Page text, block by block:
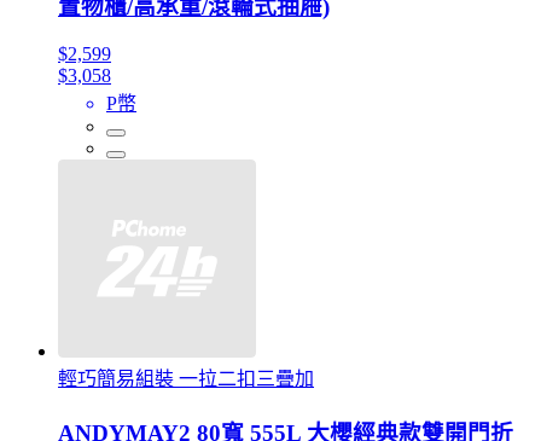
置物櫃/高承重/滾輪式抽屜)
$2,599
$3,058
P幣
輕巧簡易組裝 一拉二扣三疊加
ANDYMAY2 80寬 555L 大櫻經典款雙開門折